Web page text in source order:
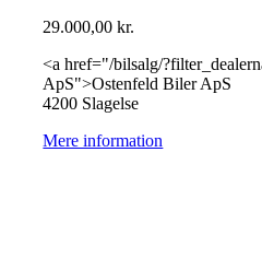
29.000,00kr.
<a href="/bilsalg/
ApS">Ostenfeld Biler ApS
4200 Slagelse
Mere information